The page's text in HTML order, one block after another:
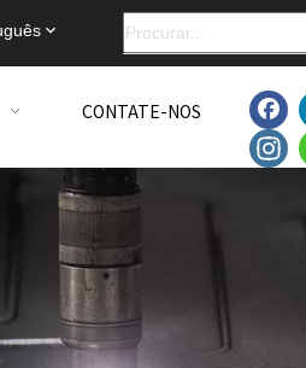
CONTATE-NOS